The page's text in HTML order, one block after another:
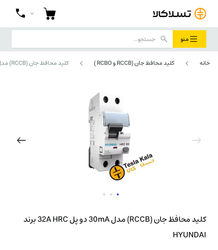
منو
خانه کلید محافظ جان (RCCB و RCBO ) کلید محافظ جان (RCCB) مدل 30mA دو پل 32A HRC برند HYUNDAI
کلید محافظ جان (RCCB) مدل 30mA دو پل 32A HRC برند
HYUNDAI